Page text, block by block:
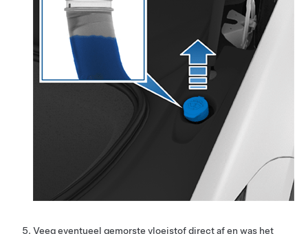
Veeg eventueel gemorste vloeistof direct af en was het